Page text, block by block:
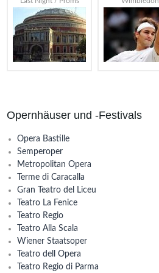
wie Otello und La Traviata,
Atmosphäre des historischen
an dem magischen Geburtsort von
voller Kunst die gastronomische
für Gastronomie.
Opernhäuser und -Festivals
Opera Bastille
Semperoper
Metropolitan Opera
Terme di Caracalla
Gran Teatro del Liceu
Teatro La Fenice
Teatro Regio
Teatro Alla Scala
Wiener Staatsoper
Teatro dell Opera
Teatro Regio di Parma